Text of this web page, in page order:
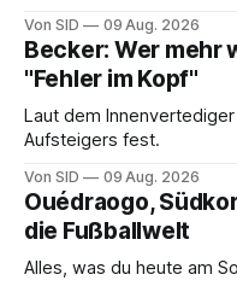
Von SID 09 Aug. 2026
Becker: Wer mehr
"Fehler im Kopf"
Laut dem
Aufsteigers fest.
Von SID 09 Aug. 2026
Ouédraogo,
die Fußballwelt
Alles, was du heute am